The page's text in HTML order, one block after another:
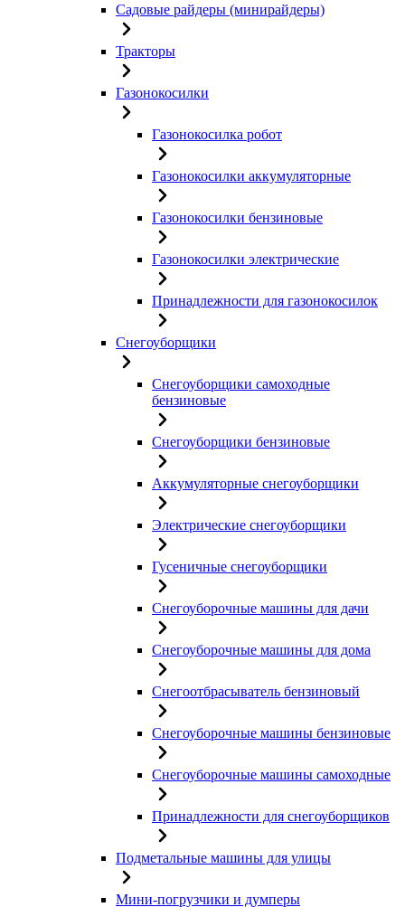
Садовые райдеры (минирайдеры)
Тракторы
Газонокосилки
Газонокосилка робот
Газонокосилки аккумуляторные
Газонокосилки бензиновые
Газонокосилки электрические
Принадлежности для газонокосилок
Снегоуборщики
Снегоуборщики самоходные
бензиновые
Снегоуборщики бензиновые
Аккумуляторные снегоуборщики
Электрические снегоуборщики
Гусеничные снегоуборщики
Снегоуборочные машины для дачи
Снегоуборочные машины для дома
Снегоотбрасыватель бензиновый
Снегоуборочные машины бензиновые
Снегоуборочные машины самоходные
Принадлежности для снегоуборщиков
Подметальные машины для улицы
Мини-погрузчики и думперы